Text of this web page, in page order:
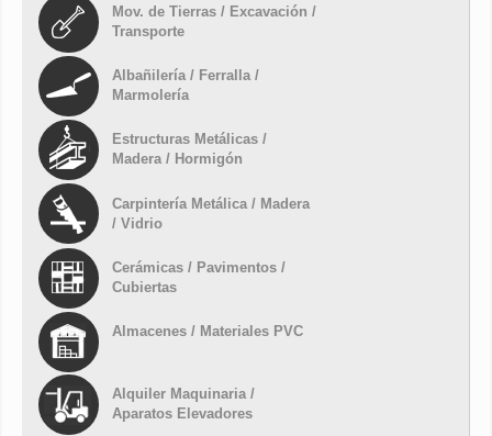
Mov. de Tierras / Excavación /
Transporte
Albañilería / Ferralla /
Marmolería
Estructuras Metálicas /
Madera / Hormigón
Carpintería Metálica / Madera
/ Vidrio
Cerámicas / Pavimentos /
Cubiertas
Almacenes / Materiales PVC
Alquiler Maquinaria /
Aparatos Elevadores